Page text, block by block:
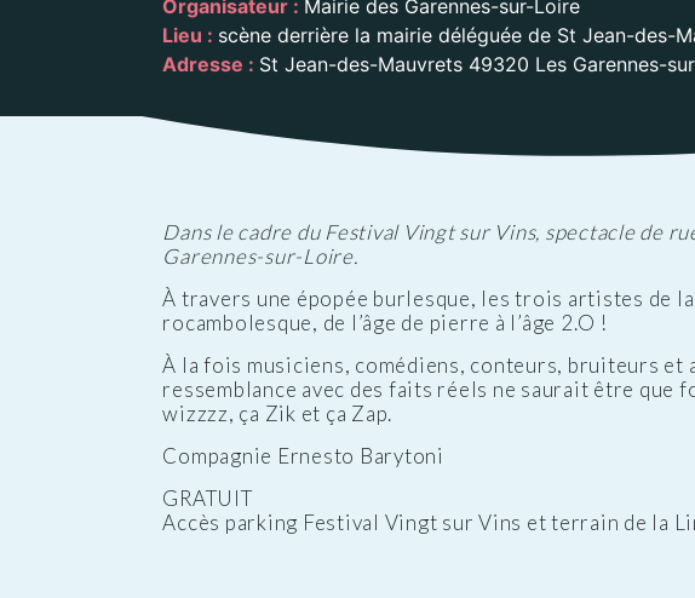
des Enfants
Conseil des Sages
Les projets
Budget
Publications
Les services aux
personnes
(EHPAD et Résidence
Patrimoine
Le vignoble
Publications
Présentation des
Organisateur : Mairie des Garennes-sur-Loire
Lieu : scène derrière la mairie déléguée de St Jean-des-
Adresse : St Jean-des-Mauvrets 49320 Les Garennes-
Dans le cadre du Festival Vingt sur Vins, spectacle de
Garennes-sur-Loire.
À travers une épopée burlesque, les trois artistes de
rocambolesque, de l’âge de pierre à l’âge 2.O !
À la fois musiciens, comédiens, conteurs, bruiteurs
ressemblance avec des faits réels ne saurait être que
wizzzz, ça Zik et ça Zap.
Compagnie Ernesto Barytoni
GRATUIT
Accès parking Festival Vingt sur Vins et terrain de la